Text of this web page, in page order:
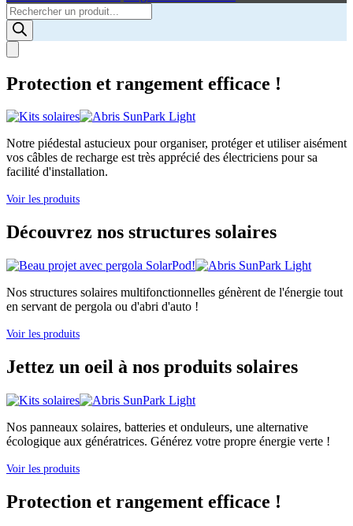
Products
search
Protection et rangement efficace !
Notre piédestal astucieux pour organiser, protéger et utiliser aisément
vos câbles de recharge est très apprécié des électriciens pour sa
facilité d'installation.
Voir les produits
Découvrez nos structures solaires
Nos structures solaires multifonctionnelles génèrent de l'énergie tout
en servant de pergola ou d'abri d'auto !
Voir les produits
Jettez un oeil à nos produits solaires
Nos panneaux solaires, batteries et onduleurs, une alternative
écologique aux génératrices. Générez votre propre énergie verte !
Voir les produits
Protection et rangement efficace !